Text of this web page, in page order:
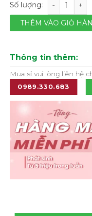
THÊM VÀO GIỎ
Thông tin thêm:
Mua sỉ vui lòng liên hệ
0989.330.683